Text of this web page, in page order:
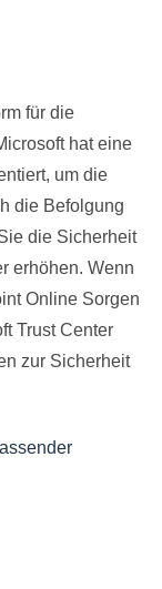
für die
hat eine
um die
die Befolgung
die Sicherheit
erhöhen. Wenn
Online Sorgen
Trust Center
zur Sicherheit